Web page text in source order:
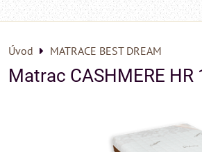
Úvod MATRACE BEST DREAM
Matrac CASHMERE